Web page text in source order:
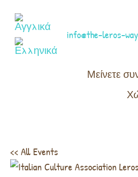
info@the-leros-
Μείνετε
<< All Events